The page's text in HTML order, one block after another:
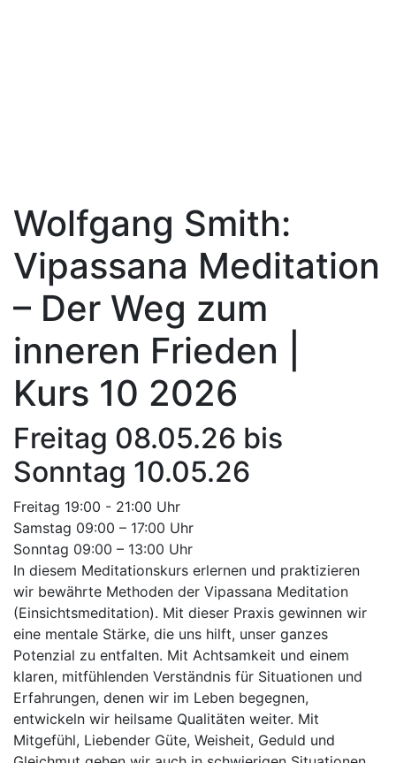
Wolfgang Smith:
Vipassana Meditation
– Der Weg zum
inneren Frieden |
Kurs 10 2026
Freitag 08.05.26 bis
Sonntag 10.05.26
Freitag 19:00 - 21:00 Uhr
Samstag 09:00 – 17:00 Uhr
Sonntag 09:00 – 13:00 Uhr
In diesem Meditationskurs erlernen und praktizieren
wir bewährte Methoden der Vipassana Meditation
(Einsichtsmeditation). Mit dieser Praxis gewinnen wir
eine mentale Stärke, die uns hilft, unser ganzes
Potenzial zu entfalten. Mit Achtsamkeit und einem
klaren, mitfühlenden Verständnis für Situationen und
Erfahrungen, denen wir im Leben begegnen,
entwickeln wir heilsame Qualitäten weiter. Mit
Mitgefühl, Liebender Güte, Weisheit, Geduld und